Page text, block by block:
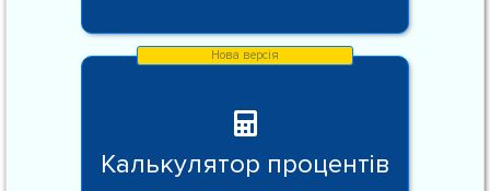
Калькулятор процентів